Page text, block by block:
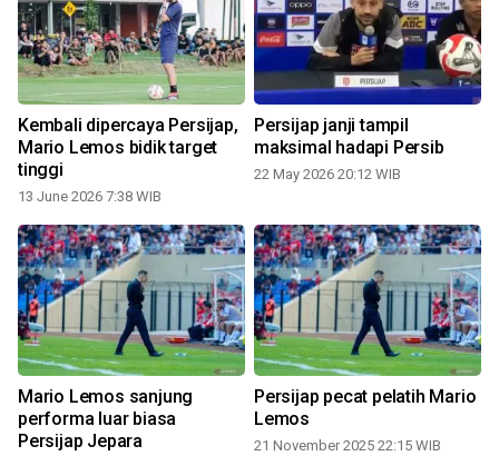
Kembali dipercaya Persijap,
Mario Lemos bidik target
tinggi
13 June 2026 7:38 WIB
Persijap janji tampil
maksimal hadapi Persib
22 May 2026 20:12 WIB
Mario Lemos sanjung
performa luar biasa
Persijap Jepara
Persijap pecat pelatih Mario
Lemos
21 November 2025 22:15 WIB